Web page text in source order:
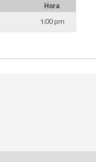
Hora
1:00 pm